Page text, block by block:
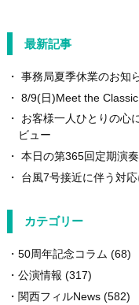
最新記事
事務局夏季休業のお知
8/9(日)Meet the
お客様一人ひとりの心
ビュー
本日の第365回定期演
台風7号接近に伴う対
カテゴリー
50周年記念コラム (68)
公演情報 (317)
関西フィルNews(582)